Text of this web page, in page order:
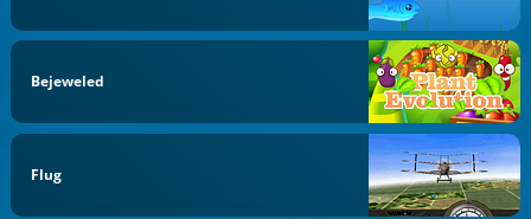
Bejeweled
Flug